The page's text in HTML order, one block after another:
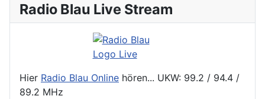
Radio Blau Live Stream
Hier Radio Blau Online hören... UKW: 99.2 / 94.4 /
89.2 MHz